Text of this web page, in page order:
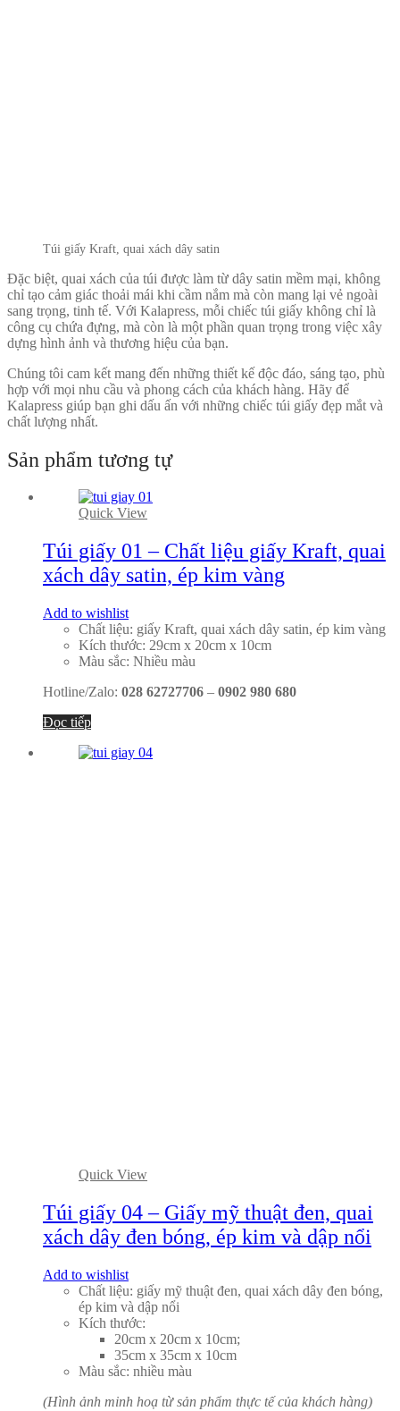
Túi giấy Kraft, quai xách dây satin
Đặc biệt, quai xách của túi được làm từ dây satin mềm mại, không
chỉ tạo cảm giác thoải mái khi cầm nắm mà còn mang lại vẻ ngoài
sang trọng, tinh tế. Với Kalapress, mỗi chiếc túi giấy không chỉ là
công cụ chứa đựng, mà còn là một phần quan trọng trong việc xây
dựng hình ảnh và thương hiệu của bạn.
Chúng tôi cam kết mang đến những thiết kế độc đáo, sáng tạo, phù
hợp với mọi nhu cầu và phong cách của khách hàng. Hãy để
Kalapress giúp bạn ghi dấu ấn với những chiếc túi giấy đẹp mắt và
chất lượng nhất.
Sản phẩm tương tự
Quick View
Túi giấy 01 – Chất liệu giấy Kraft, quai
xách dây satin, ép kim vàng
Add to wishlist
Chất liệu: giấy Kraft, quai xách dây satin, ép kim vàng
Kích thước: 29cm x 20cm x 10cm
Màu sắc: Nhiều màu
Hotline/Zalo: 028 62727706 – 0902 980 680
Đọc tiếp
Quick View
Túi giấy 04 – Giấy mỹ thuật đen, quai
xách dây đen bóng, ép kim và dập nổi
Add to wishlist
Chất liệu: giấy mỹ thuật đen, quai xách dây đen bóng,
ép kim và dập nổi
Kích thước:
20cm x 20cm x 10cm;
35cm x 35cm x 10cm
Màu sắc: nhiều màu
(Hình ảnh minh hoạ từ sản phẩm thực tế của khách hàng)